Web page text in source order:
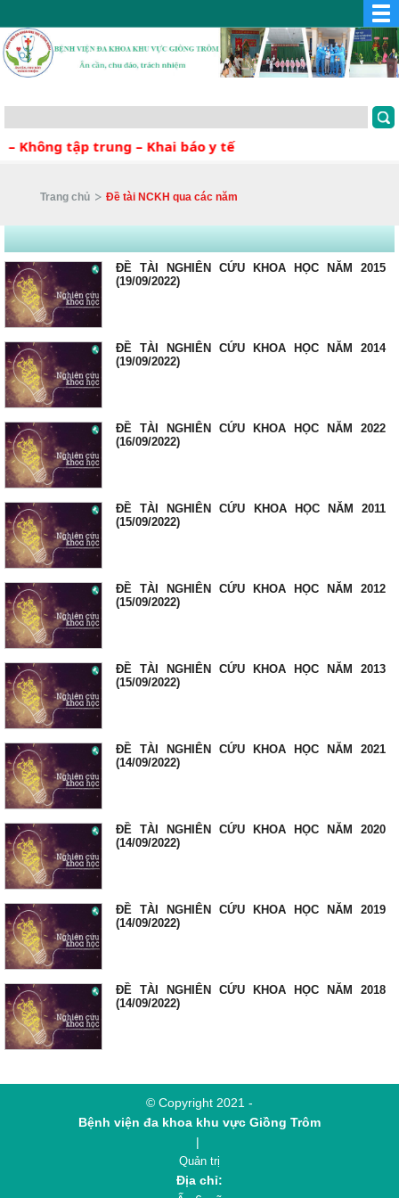
Không tập trung – Khai báo y tế
Trang chủ Đề tài NCKH qua các năm
ĐỀ TÀI NGHIÊN CỨU KHOA HỌC NĂM 2015
(19/09/2022)
ĐỀ TÀI NGHIÊN CỨU KHOA HỌC NĂM 2014
(19/09/2022)
ĐỀ TÀI NGHIÊN CỨU KHOA HỌC NĂM 2022
(16/09/2022)
ĐỀ TÀI NGHIÊN CỨU KHOA HỌC NĂM 2011
(15/09/2022)
ĐỀ TÀI NGHIÊN CỨU KHOA HỌC NĂM 2012
(15/09/2022)
ĐỀ TÀI NGHIÊN CỨU KHOA HỌC NĂM 2013
(15/09/2022)
ĐỀ TÀI NGHIÊN CỨU KHOA HỌC NĂM 2021
(14/09/2022)
ĐỀ TÀI NGHIÊN CỨU KHOA HỌC NĂM 2020
(14/09/2022)
ĐỀ TÀI NGHIÊN CỨU KHOA HỌC NĂM 2019
(14/09/2022)
ĐỀ TÀI NGHIÊN CỨU KHOA HỌC NĂM 2018
(14/09/2022)
© Copyright 2021 -
Bệnh viện đa khoa khu vực Giồng Trôm
|
Quản trị
Địa chỉ: